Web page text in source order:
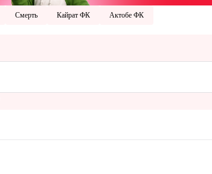
Смерть Кайрат ФК Актобе ФК